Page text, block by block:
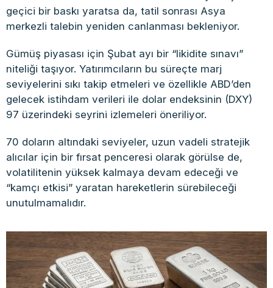
geçici bir baskı yaratsa da, tatil sonrası Asya
merkezli talebin yeniden canlanması bekleniyor.
Gümüş piyasası için Şubat ayı bir “likidite sınavı”
niteliği taşıyor. Yatırımcıların bu süreçte marj
seviyelerini sıkı takip etmeleri ve özellikle ABD’den
gelecek istihdam verileri ile dolar endeksinin (DXY)
97 üzerindeki seyrini izlemeleri öneriliyor.
70 doların altındaki seviyeler, uzun vadeli stratejik
alıcılar için bir fırsat penceresi olarak görülse de,
volatilitenin yüksek kalmaya devam edeceği ve
“kamçı etkisi” yaratan hareketlerin sürebileceği
unutulmamalıdır.